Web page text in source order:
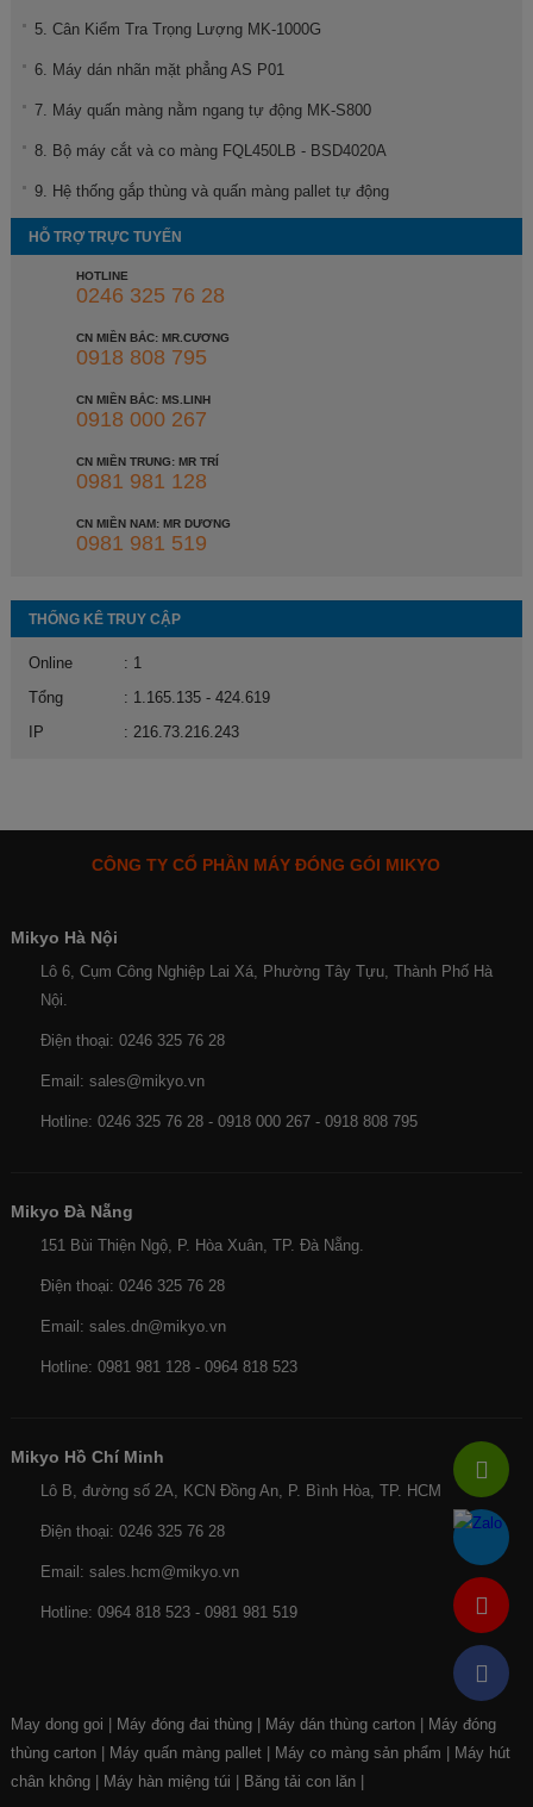
5. Cân Kiểm Tra Trọng Lượng MK-1000G
6. Máy dán nhãn mặt phẳng AS P01
7. Máy quấn màng nằm ngang tự động MK-S800
8. Bộ máy cắt và co màng FQL450LB - BSD4020A
9. Hệ thống gắp thùng và quấn màng pallet tự động
HỖ TRỢ TRỰC TUYẾN
HOTLINE
0246 325 76 28
CN MIỀN BẮC: MR.CƯƠNG
0918 808 795
CN MIỀN BẮC: MS.LINH
0918 000 267
CN MIỀN TRUNG: MR TRÍ
0981 981 128
CN MIỀN NAM: MR DƯƠNG
0981 981 519
THỐNG KÊ TRUY CẬP
Online
: 1
Tổng
: 1.165.135 - 424.619
IP
: 216.73.216.243
CÔNG TY CỔ PHẦN MÁY ĐÓNG GÓI MIKYO
Mikyo Hà Nội
Lô 6, Cụm Công Nghiệp Lai Xá, Phường Tây Tựu, Thành Phố Hà
Nội.
Điện thoại: 0246 325 76 28
Email: sales@mikyo.vn
Hotline: 0246 325 76 28 - 0918 000 267 - 0918 808 795
Mikyo Đà Nẵng
151 Bùi Thiện Ngộ, P. Hòa Xuân, TP. Đà Nẵng.
Điện thoại: 0246 325 76 28
Email: sales.dn@mikyo.vn
Hotline: 0981 981 128 - 0964 818 523
Mikyo Hồ Chí Minh
Lô B, đường số 2A, KCN Đồng An, P. Bình Hòa, TP. HCM
Điện thoại: 0246 325 76 28
Email: sales.hcm@mikyo.vn
Hotline: 0964 818 523 - 0981 981 519
May dong goi Máy đóng đai thùng| Máy dán thùng carton|
Máy đóng
thùng carton| Máy quấn màng pallet| Máy co màng sản phẩm
Máy hút
chân không| Máy hàn miệng túi Băng tải con lăn|